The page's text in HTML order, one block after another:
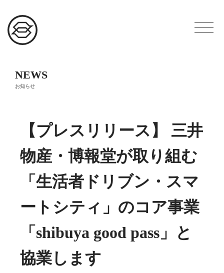
NEWS
お知らせ
【プレスリリース】 三井
物産・博報堂が取り組む
「生活者ドリブン・スマ
ートシティ」のコア事業
「shibuya good pass」と
協業します